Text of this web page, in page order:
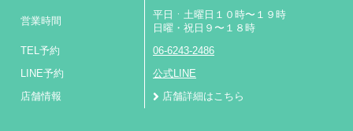
営業時間
平日ㆍ土曜日１０時〜１９時
日曜・祝日９〜１８時
TEL予約 06-6243-2486
LINE予約 公式LINE
店舗情報 店舗詳細はこちら